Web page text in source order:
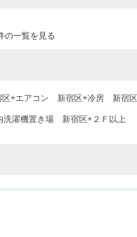
の一覧を見る
区+エアコン 新宿区+冷房 新宿
洗濯機置き場 新宿区+２Ｆ以上